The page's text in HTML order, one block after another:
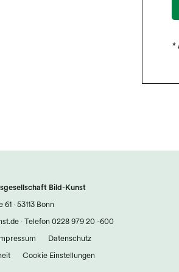
*
Bild-Kunst
· 53113 Bonn
· Telefon 0228 979 20 -600
Impressum Datenschutz
Cookie Einstellungen